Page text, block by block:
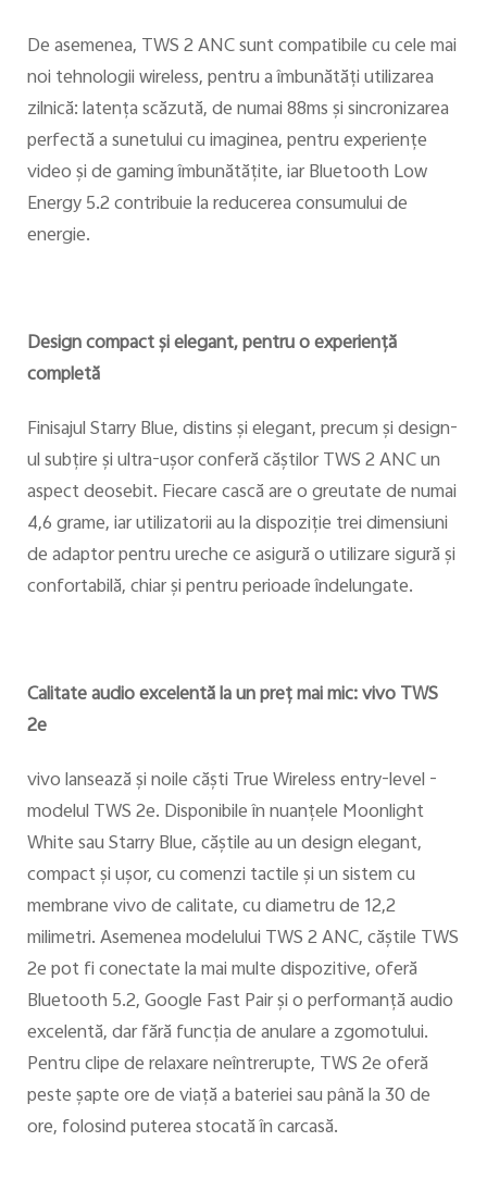
De asemenea, TWS 2 ANC sunt compatibile cu cele mai
noi tehnologii wireless, pentru a îmbunătăți utilizarea
zilnică: latenţa scăzută, de numai 88ms și sincronizarea
perfectă a sunetului cu imaginea, pentru experienţe
video şi de gaming îmbunătăţite, iar Bluetooth Low
Energy 5.2 contribuie la reducerea consumului de
energie.
Design compact şi elegant, pentru o experienţă
completă
Finisajul Starry Blue, distins şi elegant, precum şi design-
ul subţire şi ultra-uşor conferă căştilor TWS 2 ANC un
aspect deosebit. Fiecare cască are o greutate de numai
4,6 grame, iar utilizatorii au la dispoziţie trei dimensiuni
de adaptor pentru ureche ce asigură o utilizare sigură şi
confortabilă, chiar şi pentru perioade îndelungate.
Calitate audio excelentă la un preţ mai mic: vivo TWS
2e
vivo lansează şi noile căşti True Wireless entry-level -
modelul TWS 2e. Disponibile în nuanţele Moonlight
White sau Starry Blue, căştile au un design elegant,
compact şi uşor, cu comenzi tactile şi un sistem cu
membrane vivo de calitate, cu diametru de 12,2
milimetri. Asemenea modelului TWS 2 ANC, căştile TWS
2e pot fi conectate la mai multe dispozitive, oferă
Bluetooth 5.2, Google Fast Pair şi o performanţă audio
excelentă, dar fără funcţia de anulare a zgomotului.
Pentru clipe de relaxare neîntrerupte, TWS 2e oferă
peste șapte ore de viață a bateriei sau până la 30 de
ore, folosind puterea stocată în carcasă.